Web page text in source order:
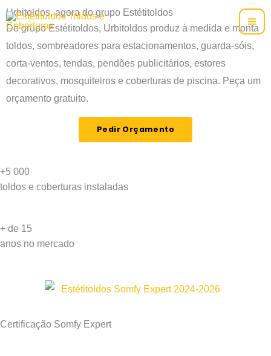
Skip
to
content
Urbitoldos, agora do grupo Estétitoldos
Do grupo Estétitoldos, Urbitoldos produz à medida e monta
toldos, sombreadores para estacionamentos, guarda-sóis,
corta-ventos, tendas, pendões publicitários, estores
decorativos, mosquiteiros e coberturas de piscina. Peça um
orçamento gratuito.
Pedir Orçamento
+5 000
toldos e coberturas instaladas
+ de 15
anos no mercado
Certificação Somfy Expert